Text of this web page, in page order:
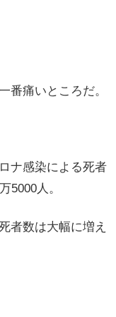
番痛いところだ。
ナ感染による死者
5000人。
者数は大幅に増え